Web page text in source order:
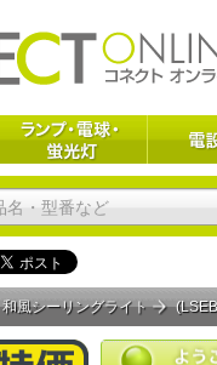
和風シーリングライト